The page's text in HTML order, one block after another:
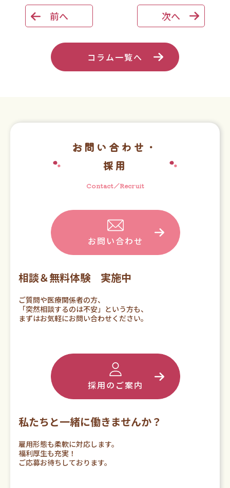
前へ 次へ
コラム一覧へ
お問い合わせ・
採用
Contact／Recruit
お問い合わせ
相談＆無料体験 実施中
ご質問や医療関係者の方、
「突然相談するのは不安」という方も、
まずはお気軽にお問い合わせください。
採用のご案内
私たちと一緒に働きませんか？
雇用形態も柔軟に対応します。
福利厚生も充実！
ご応募お待ちしております。